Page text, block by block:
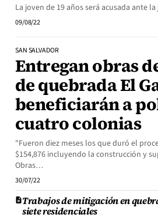
La joven de 19 años será acusada ante
09/08/22
SAN SALVADOR
Entregan obras
de quebrada El
beneficiarán a
cuatro colonias
"Fueron diez meses los que duró el
$154,876 incluyendo la construcción y
Obras…
30/07/22
Trabajos de mitigación en
siete residenciales